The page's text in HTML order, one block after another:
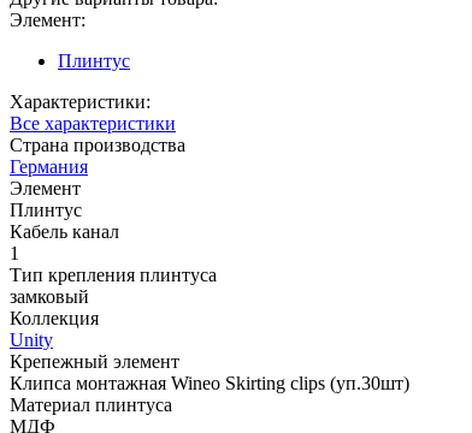
Элемент:
Плинтус
Характеристики:
Все характеристики
Страна производства
Германия
Элемент
Плинтус
Кабель канал
1
Тип крепления плинтуса
замковый
Коллекция
Unity
Крепежный элемент
Клипса монтажная Wineo Skirting clips (уп.30шт)
Материал плинтуса
МДФ